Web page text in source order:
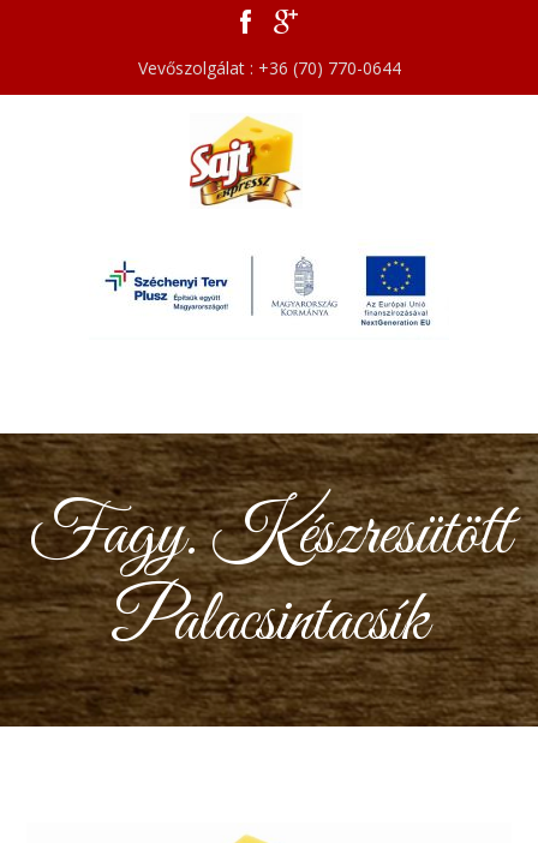
Vevőszolgálat : +36 (70) 770-0644
Fagy. Készresütött
Palacsintacsík